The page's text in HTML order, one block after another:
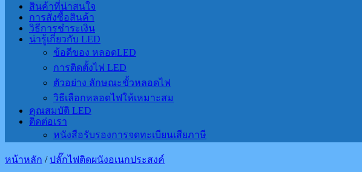
สินค้าที่น่าสนใจ
การสั่งซื้อสินค้า
วิธีการชำระเงิน
น่ารู้เกี่ยวกับ LED
ข้อดีของ หลอดLED
การติดตั้งไฟ LED
ตัวอย่าง ลักษณะขั้วหลอดไฟ
วิธีเลือกหลอดไฟให้เหมาะสม
คุณสมบัติ LED
ติดต่อเรา
หนังสือรับรองการจดทะเบียนเสียภาษี
หน้าหลัก / ปลั๊กไฟติดผนังอเนกประสงค์